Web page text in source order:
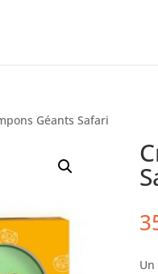
Géants Safari